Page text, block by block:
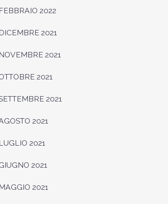
2022
2021
2021
2021
2021
2021
2021
2021
2021